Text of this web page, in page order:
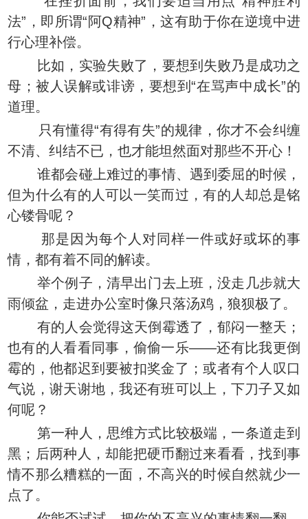
法”，即所谓“阿Q精神”，这有助于你在逆境中进
行心理补偿。
比如，实验失败了，要想到失败乃是成功之
母；被人误解或诽谤，要想到“在骂声中成长”的
道理。
只有懂得“有得有失”的规律，你才不会纠缠
不清、纠结不已，也才能坦然面对那些不开心！
谁都会碰上难过的事情、遇到委屈的时候，
但为什么有的人可以一笑而过，有的人却总是铭
心镂骨呢？
那是因为每个人对同样一件或好或坏的事
情，都有着不同的解读。
举个例子，清早出门去上班，没走几步就大
雨倾盆，走进办公室时像只落汤鸡，狼狈极了。
有的人会觉得这天倒霉透了，郁闷一整天；
也有的人看看同事，偷偷一乐——还有比我更倒
霉的，他都迟到要被扣奖金了；或者有个人叹口
气说，谢天谢地，我还有班可以上，下刀子又如
何呢？
第一种人，思维方式比较极端，一条道走到
黑；后两种人，却能把硬币翻过来看看，找到事
情不那么糟糕的一面，不高兴的时候自然就少一
点了。